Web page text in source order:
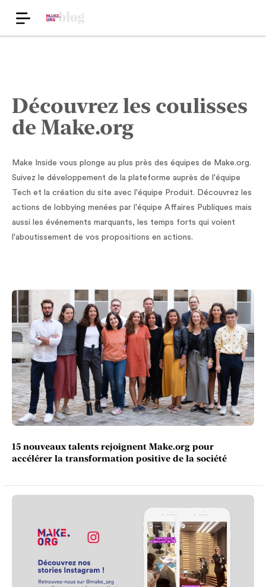
Découvrez les coulisses
de Make.org
Make Inside vous plonge au plus près des équipes de Make.org.
Suivez le développement de la plateforme auprès de l'équipe
Tech et la création du site avec l'équipe Produit. Découvrez les
actions de lobbying menées par l'équipe Affaires Publiques mais
aussi les événements marquants, les temps forts qui voient
l'aboutissement de vos propositions en actions.
15 nouveaux talents rejoignent Make.org pour
accélérer la transformation positive de la société